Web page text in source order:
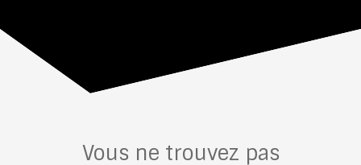
Vous ne trouvez pas